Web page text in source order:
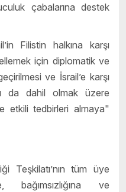
çabalarına destek
Filistin halkına karşı
için diplomatik ve
ve İsrail’e karşı
da dahil olmak üzere
etkili tedbirleri almaya"
Teşkilatı’nın tüm üye
bağımsızlığına ve